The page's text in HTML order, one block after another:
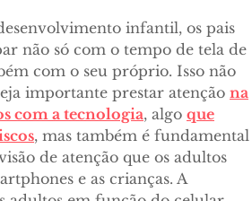
infantil, os pais
não só com o tempo de tela de
com o seu próprio. Isso não
importante prestar atenção na
com a tecnologia, algo que
, mas também é fundamental
de atenção que os adultos
e as crianças. A